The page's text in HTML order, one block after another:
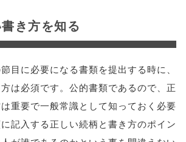
き方を知る
目に必要になる書類を提出する時に、
は必須です。公的書類であるので、正
重要で一般常識として知っておく必要
記入する正しい続柄と書き方のポイン